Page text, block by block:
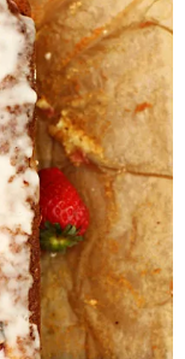
Przetwory
Posiłki
Zdrowo i fit
Kuchnie świata